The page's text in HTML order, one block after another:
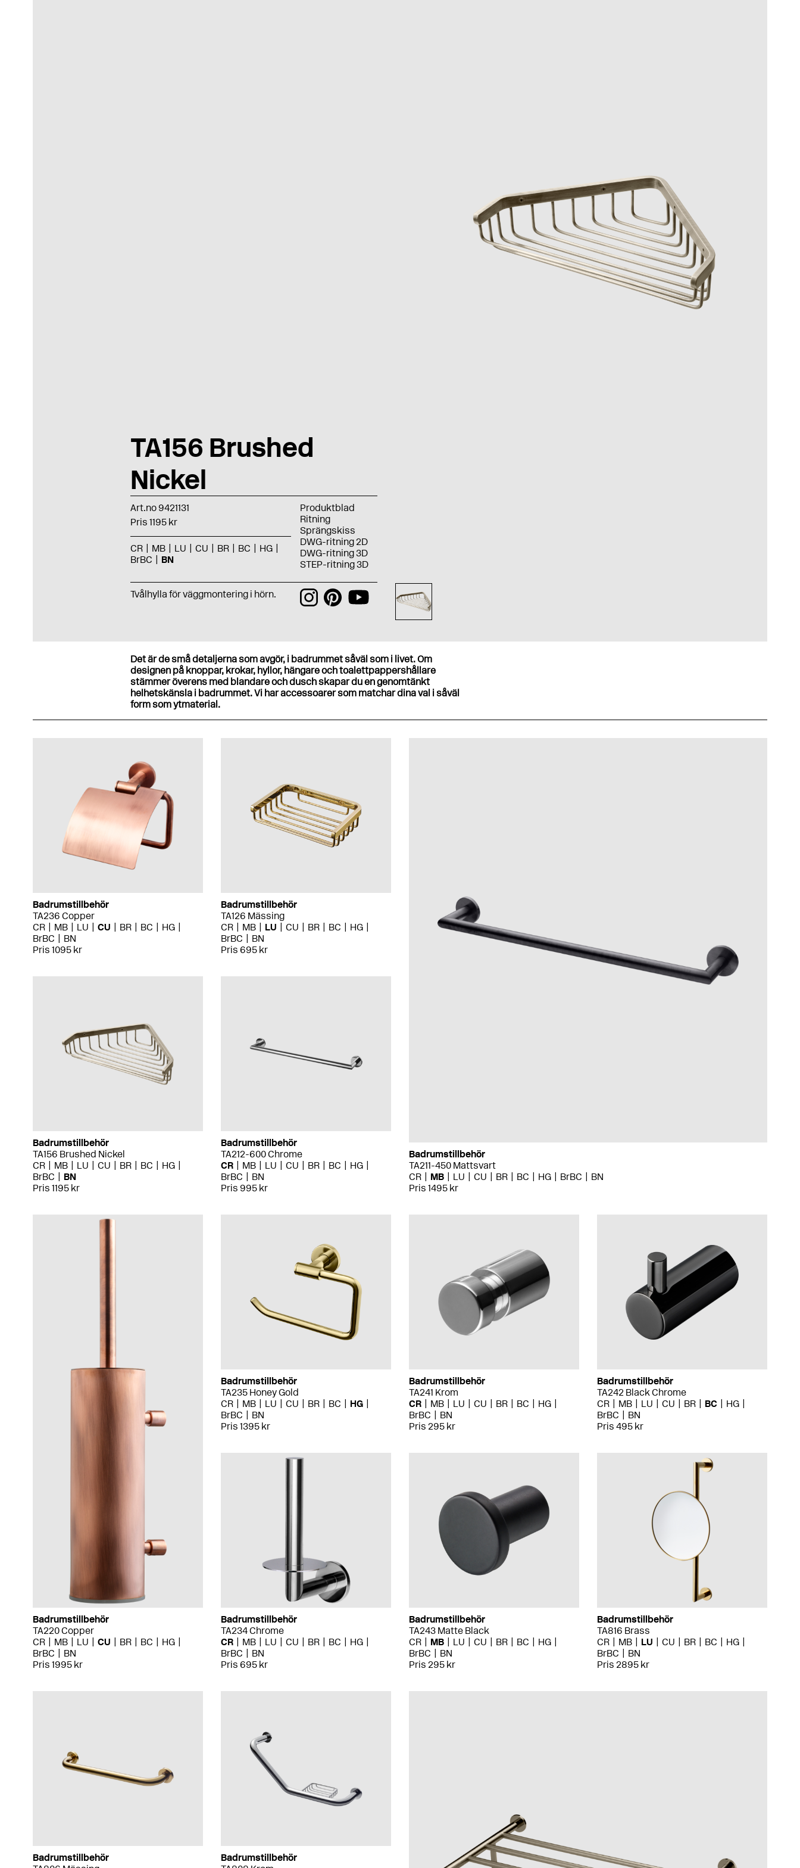
TA156 Brushed
Nickel
Art.no 9421131
Pris 1195 kr
CR MB LU CU BR BC
HG
BrBC
BN
Produktblad
Ritning
Sprängskiss
DWG-ritning 2D
DWG-ritning 3D
STEP-ritning 3D
Tvålhylla för väggmontering i hörn.
Det är de små detaljerna som avgör, i badrummet såväl som i livet. Om
designen på knoppar, krokar, hyllor, hängare och toalettpappershållare
stämmer överens med blandare och dusch skapar du en genomtänkt
helhetskänsla i badrummet. Vi har accessoarer som matchar dina val i såväl
form som ytmaterial.
Badrumstillbehör
TA236 Copper
CR
MB LU CU BR BC
HG
BrBC
BN
Pris 1095 kr
Badrumstillbehör
TA126 Mässing
CR
MB LU CU BR BC
HG
BrBC
BN
Pris 695 kr
Badrumstillbehör
TA211-450 Mattsvart
CR
MB LU CU BR BC HG BrBC
BN
Pris 1495 kr
Badrumstillbehör
TA156 Brushed Nickel
CR
MB LU CU BR BC
HG
BrBC
BN
Pris 1195 kr
Badrumstillbehör
TA212-600 Chrome
CR
MB LU CU BR BC
HG
BrBC
BN
Pris 995 kr
Badrumstillbehör
TA220 Copper
CR
MB LU CU BR BC
HG
BrBC
BN
Pris 1995 kr
Badrumstillbehör
TA235 Honey Gold
CR
MB LU CU BR BC
HG
BrBC
BN
Pris 1395 kr
Badrumstillbehör
TA241 Krom
CR
MB LU CU BR BC
HG
BrBC
BN
Pris 295 kr
Badrumstillbehör
TA242 Black Chrome
CR
MB LU CU BR BC
HG
BrBC
BN
Pris 495 kr
Badrumstillbehör
TA234 Chrome
CR
MB LU CU BR BC
HG
BrBC
BN
Pris 695 kr
Badrumstillbehör
TA243 Matte Black
CR
MB LU CU BR BC
HG
BrBC
BN
Pris 295 kr
Badrumstillbehör
TA816 Brass
CR
MB LU CU BR BC
HG
BrBC
BN
Pris 2895 kr
Badrumstillbehör
Badrumstillbehör